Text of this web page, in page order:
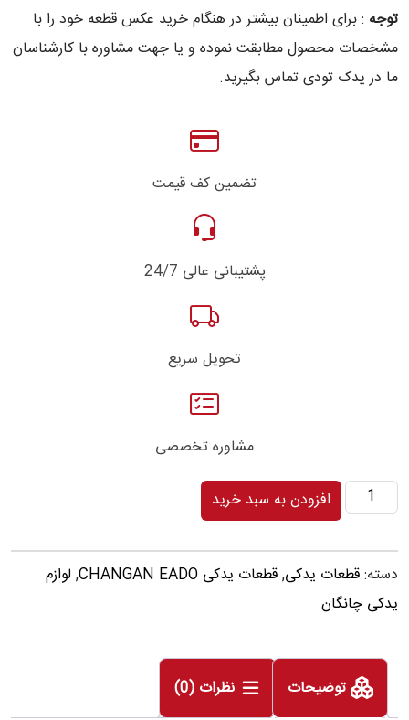
توجه : برای اطمینان بیشتر در هنگام خرید عکس قطعه خود را با
مشخصات محصول مطابقت نموده و یا جهت مشاوره با کارشناسان
ما در یدک تودی تماس بگیرید.
تضمین کف قیمت
پشتیبانی عالی 24/7
تحویل سریع
مشاوره تخصصی
سنسور
عقب
چانگان
ایدو
عدد
افزودن به سبد خرید
دسته:قطعات یدکی,قطعات یدکی CHANGAN EADO ,لوازم
یدکی چانگان
توضیحات نظرات (0)